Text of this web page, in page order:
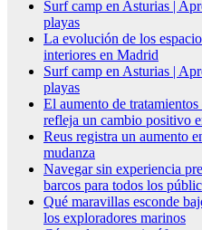
Surf camp en Asturias |
playas
La evolución de los
interiores en Madrid
Surf camp en Asturias |
playas
El aumento de
refleja un cambio positivo
Reus registra un aumento
mudanza
Navegar sin experiencia
barcos para todos los
Qué maravillas esconde
los exploradores marinos